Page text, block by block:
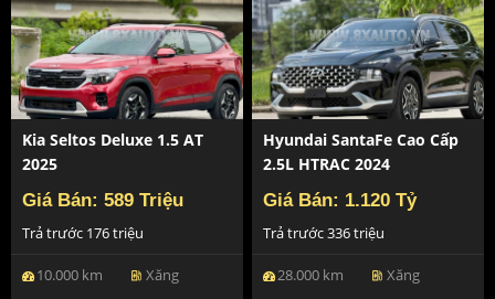
Kia Seltos Deluxe 1.5 AT
2025
Giá Bán: 589 Triệu
Trả trước 176 triệu
10.000 km ev_station Xăng
Hyundai SantaFe Cao Cấp
2.5L HTRAC 2024
Giá Bán: 1.120 Tỷ
Trả trước 336 triệu
28.000 km ev_station Xăng